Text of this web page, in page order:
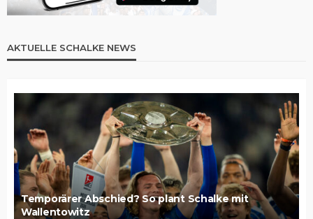
AKTUELLE SCHALKE NEWS
Temporärer Abschied? So plant Schalke mit
Wallentowitz